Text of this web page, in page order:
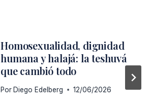
Homosexualidad, dignidad
humana y halajá: la teshuvá
que cambió todo
Por Diego Edelberg 12/06/2026